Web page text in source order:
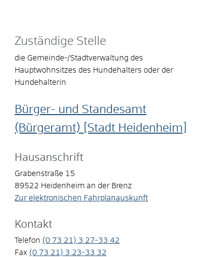
Zuständige Stelle
die Gemeinde-/Stadtverwaltung des
Hauptwohnsitzes des Hundehalters oder der
Hundehalterin
Bürger- und Standesamt
(Bürgeramt) [Stadt Heidenheim]
Hausanschrift
Grabenstraße 15
89522 Heidenheim an der Brenz
Zur elektronischen Fahrplanauskunft
Kontakt
Telefon (0 73 21) 3 27-33 42
Fax (0 73 21) 3 23-33 32